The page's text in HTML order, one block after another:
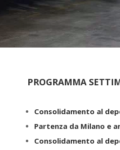
PROGRAMMA
Consolidamento al
Partenza da Milano e
Consolidamento al